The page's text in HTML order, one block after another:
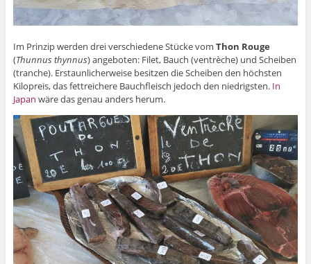
Im Prinzip werden drei verschiedene Stücke vom Thon Rouge
(Thunnus thynnus) angeboten: Filet, Bauch (ventrèche) und Scheiben
(tranche). Erstaunlicherweise besitzen die Scheiben den höchsten
Kilopreis, das fettreichere Bauchfleisch jedoch den niedrigsten. In
Japan wäre das genau anders herum.